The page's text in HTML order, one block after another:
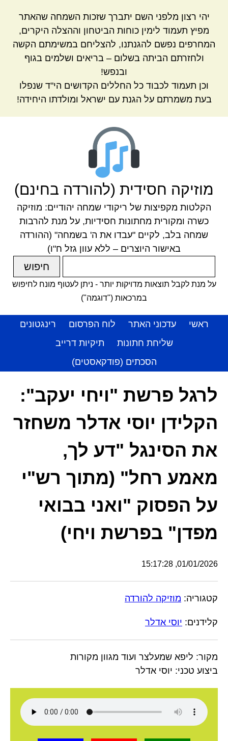
יהי רצון מלפני השם יתברך שזכות השמחה שהאתר
מפיץ תעמוד לימין כוחות הביטחון וההצלה היקרים,
המחרפים נפשם להגנתנו, להצליחם במשימתם הקשה
ולחזרתם הביתה בשלום – בריאים ושלמים בגוף
ובנפש!
וכן תעמוד לכבוד כל החללים הקדושים הי"ד שנפלו
בעת משמרתם על הגנת עם ישראל ומולדתו היחידה!
מוזיקה חסידית (להורדה בחינם)
הקלטות מקפיצות של ריקודי שמחה יהודיים: מוזיקה
כשרה ומקורית מחתונות חסידיות, על מנת להרבות
שמחה בלב, לקיים "עבדו את ה' בשמחה" (ההורדה
באישור היוצרים – ללא עוון גזל ח"ו)
על מנת לקבל תוצאות מדויקות יותר - ניתן לעטוף מונח לחיפוש
במרכאות ("דוגמה")
ראשי עדכוני האתר לוח הפרסום
רינגטונים
שליחת חתונות
תיקיות דרייב
הסכתים (פודקאסטים)
לרגל פרשת "ויחי יעקב":
הקלידן יוסי אדלר משחזר
את הסינגל "דע לך,
מאמע רחל" (מתוך רש"י
על הפסוק "ואני בבואי
מפדן" בפרשת ויחי)
01/01/2026, 15:17:28
קטגוריה: מוזיקה להורדה
קלידנים: יוסי אדלר
מקור: ליפא שמעלצר ועוד מגוון מקורות
ביצוע טכני: יוסי אדלר